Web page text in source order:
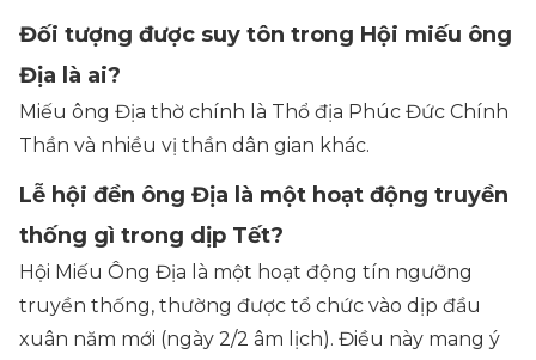
Đối tượng được suy tôn trong Hội miếu ông
Địa là ai?
Miếu ông Địa thờ chính là Thổ địa Phúc Đức Chính
Thần và nhiều vị thần dân gian khác.
Lễ hội đền ông Địa là một hoạt động truyền
thống gì trong dịp Tết?
Hội Miếu Ông Địa là một hoạt động tín ngưỡng
truyền thống, thường được tổ chức vào dịp đầu
xuân năm mới (ngày 2/2 âm lịch). Điều này mang ý